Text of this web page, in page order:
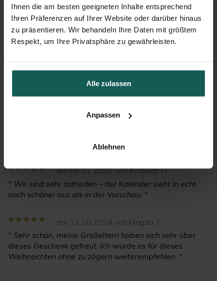
Ihnen die am besten geeigneten Inhalte entsprechend
Ihren Präferenzen auf Ihrer Website oder darüber hinaus
zu präsentieren. Wir behandeln Ihre Daten mit größtem
Respekt, um Ihre Privatsphäre zu gewährleisten.
Alle zulassen
Anpassen
Ablehnen
adventskalender lieblingsmomente
bewerten
am 06.01.2026 von Andreas H.
" Wir sind sehr zufrieden – der Kalender sieht in echt
noch schöner aus als in der Vorschau. "
am 13.10.2024 von Magda T.
" Sehr schön, meine Großeltern haben sich sehr über
dieses Geschenk gefreut. Ich würde es für dieses
Weihnachten ohne zu zögern weiterempfehlen. "